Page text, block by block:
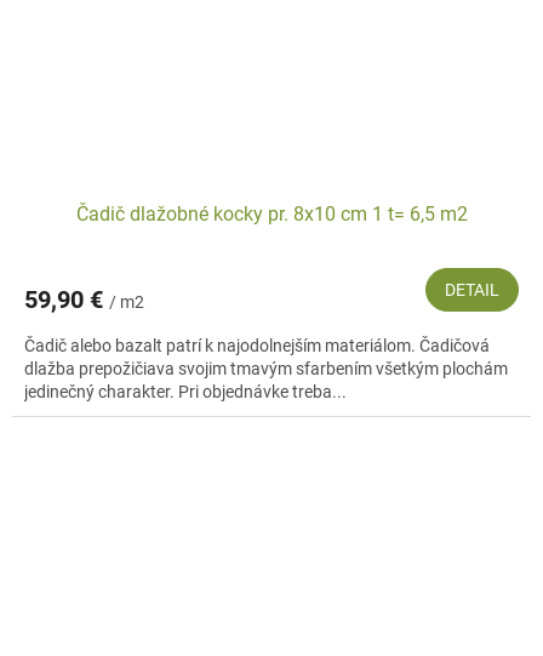
Čadič dlažobné kocky pr. 8x10 cm 1 t= 6,5 m2
59,90 € / m2
DETAIL
Čadič alebo bazalt patrí k najodolnejším materiálom. Čadičová
dlažba prepožičiava svojim tmavým sfarbením všetkým plochám
jedinečný charakter. Pri objednávke treba...